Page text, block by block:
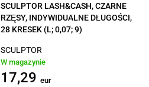
SCULPTOR LASH&CASH, CZARNE
RZĘSY, INDYWIDUALNE DŁUGOŚCI,
28 KRESEK (L; 0,07; 9)
SCULPTOR
W magazynie
17,29 eur